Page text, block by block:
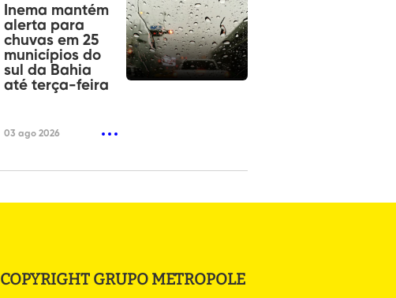
Inema mantém
alerta para
chuvas em 25
municípios do
sul da Bahia
até terça-feira
03 ago 2026
COPYRIGHT GRUPO METROPOLE